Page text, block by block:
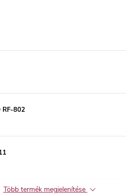
RF-802
Több termék megjelenítése